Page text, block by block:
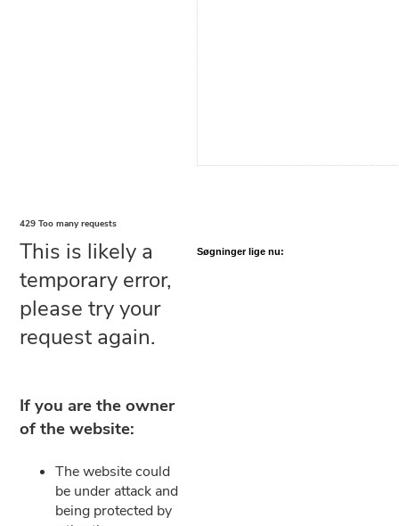
Søgninger lige nu: